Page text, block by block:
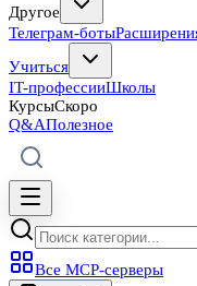
Другое
Телеграм-боты
Учиться
IT-профессииШколы
КурсыСкоро
Q&AПолезное
Все MCP-серверы